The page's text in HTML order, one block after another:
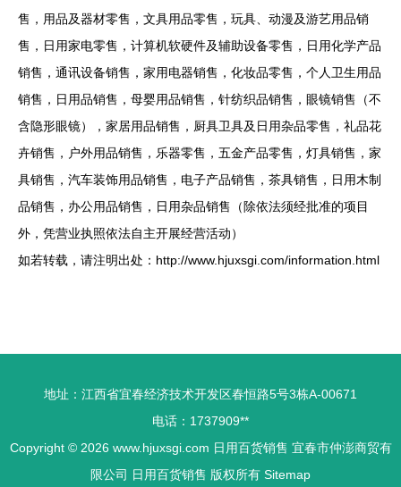
售，用品及器材零售，文具用品零售，玩具、动漫及游艺用品销
售，日用家电零售，计算机软硬件及辅助设备零售，日用化学产品
销售，通讯设备销售，家用电器销售，化妆品零售，个人卫生用品
销售，日用品销售，母婴用品销售，针纺织品销售，眼镜销售（不
含隐形眼镜），家居用品销售，厨具卫具及日用杂品零售，礼品花
卉销售，户外用品销售，乐器零售，五金产品零售，灯具销售，家
具销售，汽车装饰用品销售，电子产品销售，茶具销售，日用木制
品销售，办公用品销售，日用杂品销售（除依法须经批准的项目
外，凭营业执照依法自主开展经营活动）
如若转载，请注明出处：http://www.hjuxsgi.com/information.html
地址：江西省宜春经济技术开发区春恒路5号3栋A-00671
电话：1737909**
Copyright © 2026 www.hjuxsgi.com 日用百货销售 宜春市仲澎商贸有
限公司 日用百货销售 版权所有 Sitemap